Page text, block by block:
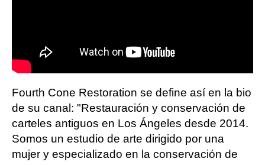
Fourth Cone Restoration se define así en la bio
de su canal: "Restauración y conservación de
carteles antiguos en Los Ángeles desde 2014.
Somos un estudio de arte dirigido por una
mujer y especializado en la conservación de